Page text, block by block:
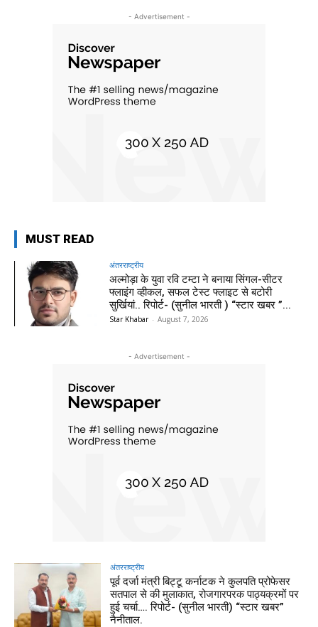
- Advertisement -
MUST READ
अंतरराष्ट्रीय
अल्मोड़ा के युवा रवि टम्टा ने बनाया सिंगल-सीटर
फ्लाइंग व्हीकल, सफल टेस्ट फ्लाइट से बटोरी
सुर्खियां.. रिपोर्ट- (सुनील भारती ) “स्टार खबर ”...
Star Khabar - August 7, 2026
- Advertisement -
अंतरराष्ट्रीय
पूर्व दर्जा मंत्री बिट्टू कर्नाटक ने कुलपति प्रोफेसर
सतपाल से की मुलाकात, रोजगारपरक पाठ्यक्रमों पर
हुई चर्चा…. रिपोर्ट- (सुनील भारती) “स्टार खबर”
नैनीताल.